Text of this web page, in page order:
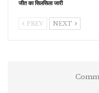
जीत का सिलसिला जारी
PREV NEXT